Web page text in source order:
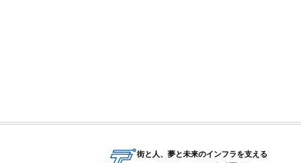
街と人、夢と未来のインフラを支える